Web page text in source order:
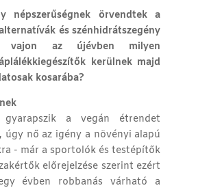
népszerűségnek örvendtek a
és szénhidrátszegény
vajon az újévben milyen
kerülnek majd
kosarába?
a vegán étrendet
úgy nő az igény a növényi alapú
­- már a sportolók és testépítők
előrejelzése szerint ezért
évben robbanás várható a